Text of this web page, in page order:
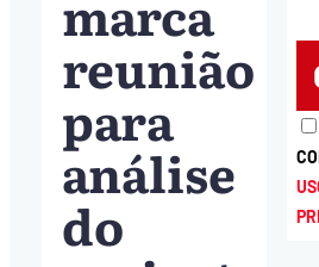
reunião
para
análise
do